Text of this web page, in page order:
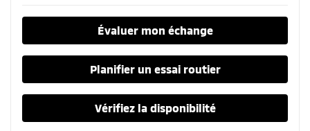
Évaluer mon échange
Planifier un essai routier
Vérifiez la disponibilité